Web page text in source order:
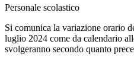
Personale scolastico
Si comunica la variazione orario
luglio 2024 come da calendario
svolgeranno secondo quanto